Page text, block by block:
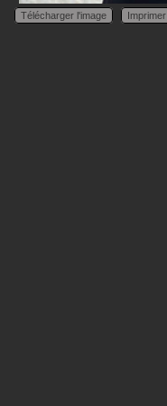
Télécharger l'image Imprimer